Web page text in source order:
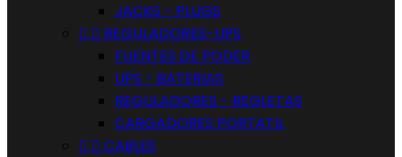
JACKS - PLUGS
  REGULADORES-UPS
FUENTES DE PODER
UPS - BATERIAS
REGULADORES - REGLETAS
CARGADORES PORTATIL
  CABLES